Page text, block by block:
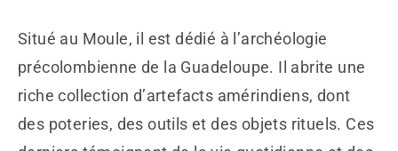
Situé au Moule, il est dédié à l’archéologie
précolombienne de la Guadeloupe. Il abrite une
riche collection d’artefacts amérindiens, dont
des poteries, des outils et des objets rituels. Ces